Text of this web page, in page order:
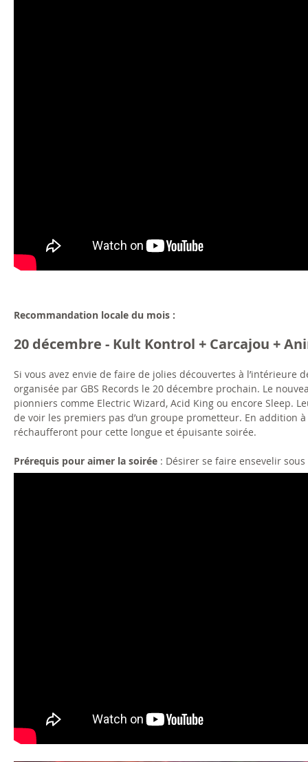
Recommandation locale du mois :
20 décembre - Kult Kontrol + Carcajou +
Si vous avez envie de faire de jolies découvertes à l’intérieure
organisée par GBS Records le 20 décembre prochain. Le
pionniers comme Electric Wizard, Acid King ou encore Sleep.
de voir les premiers pas d’un groupe prometteur. En addition
réchaufferont pour cette longue et épuisante soirée.
Prérequis pour aimer la soirée : Désirer se faire ensevelir